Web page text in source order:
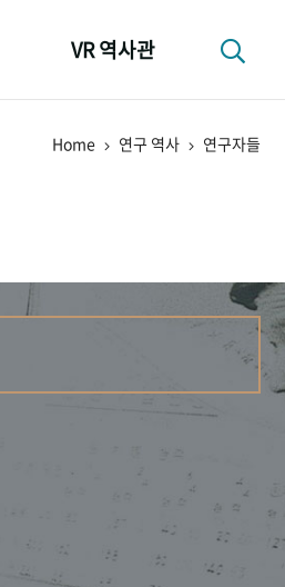
VR 역사관
Home 연구 역사 연구자들